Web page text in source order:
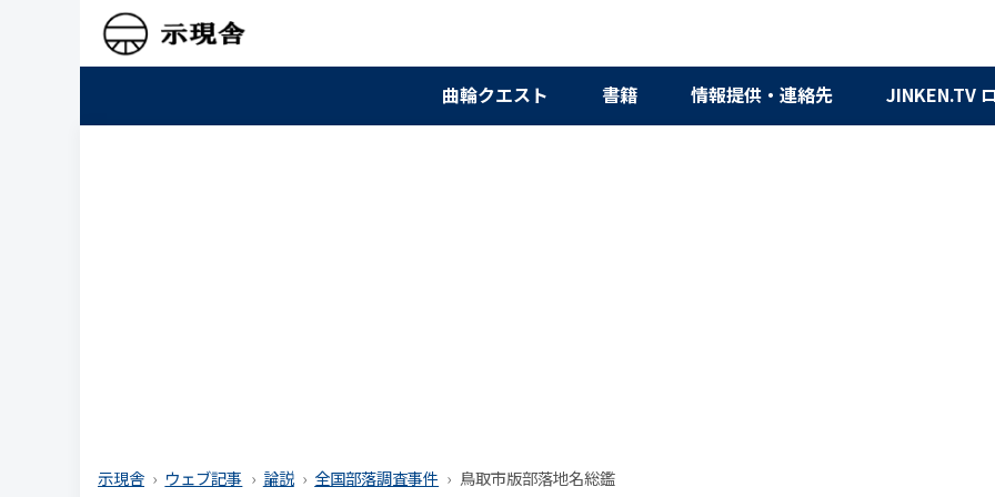
曲輪クエスト 書籍 情報提供・連絡先 JINKEN.TV
示現舎 ウェブ記事 論説 全国部落調査事件 鳥取市版部落地名総鑑